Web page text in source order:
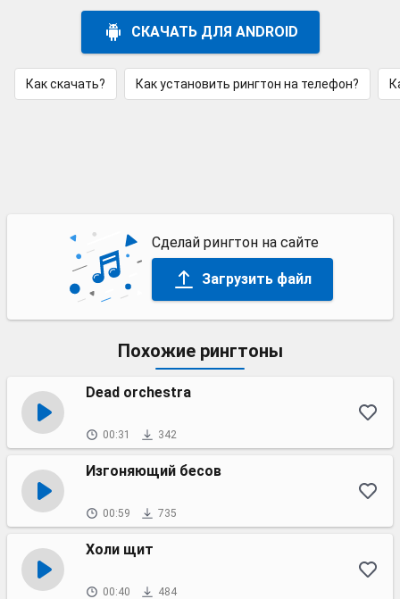
СКАЧАТЬ ДЛЯ ANDROID
Как скачать? Как установить рингтон на телефон?
Сделай рингтон на сайте
Загрузить файл
Похожие рингтоны
Dead orchestra
00:31 342
Изгоняющий бесов
00:59 735
Холи щит
00:40 484